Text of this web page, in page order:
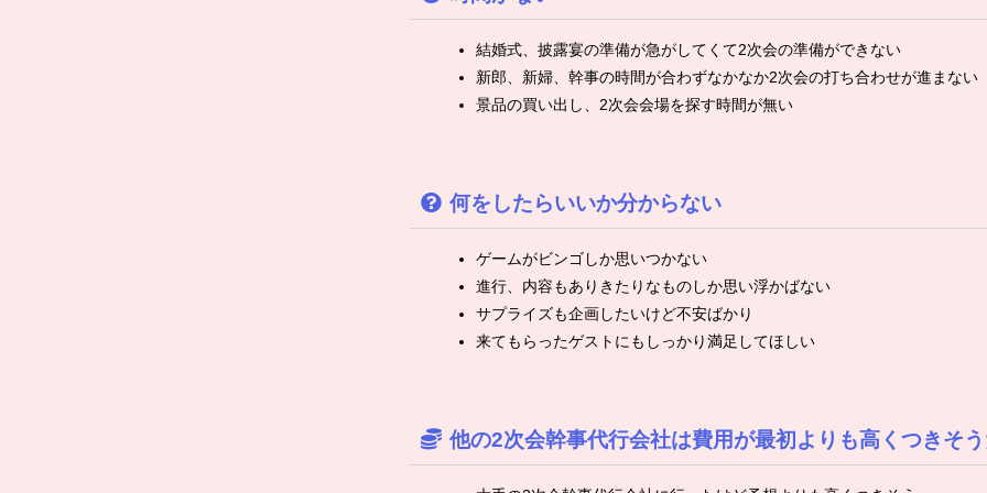
結婚式、披露宴の準備が急がしてくて2次会の準備ができない
新郎、新婦、幹事の時間が合わずなかなか2次会の打ち合わせが進まない
景品の買い出し、2次会会場を探す時間が無い
何をしたらいいか分からない
ゲームがビンゴしか思いつかない
進行、内容もありきたりなものしか思い浮かばない
サプライズも企画したいけど不安ばかり
来てもらったゲストにもしっかり満足してほしい
他の2次会幹事代行会社は費用が最初よりも高くつきそ